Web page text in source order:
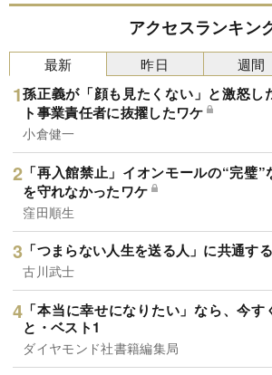
アクセスランキン
最新
孫正義が「顔も見たくない」と激怒し
ト事業責任者に抜擢したワケ
小倉健一
「再入館禁止」イオンモールの“完璧
を守れなかったワケ
窪田順生
「つまらない人生を送る人」に共通す
古川武士
「本当に幸せになりたい」なら、今
と・ベスト1
ダイヤモンド社書籍編集局
昨日 週間